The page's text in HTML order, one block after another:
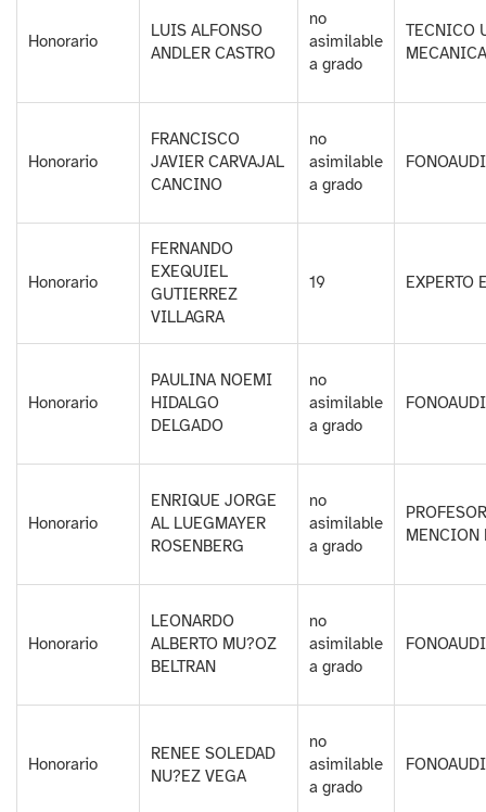
Honorario
LUIS ALFONSO
ANDLER CASTRO
no
asimilable
a grado
TECNICO
Honorario
FRANCISCO
JAVIER CARVAJAL
CANCINO
no
asimilable
a grado
Honorario
FERNANDO
EXEQUIEL
GUTIERREZ
VILLAGRA
19 EXPERTO
Honorario
PAULINA NOEMI
HIDALGO
DELGADO
no
asimilable
a grado
Honorario
ENRIQUE JORGE
AL LUEGMAYER
ROSENBERG
no
asimilable
a grado
MENCION
Honorario
LEONARDO
ALBERTO MU?OZ
BELTRAN
no
asimilable
a grado
Honorario
RENEE SOLEDAD
NU?EZ VEGA
no
asimilable
a grado